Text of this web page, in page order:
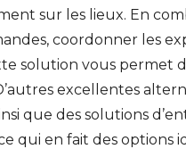
sur les lieux. En
coordonner les
solution vous permet
excellentes
que des solutions
qui en fait des options